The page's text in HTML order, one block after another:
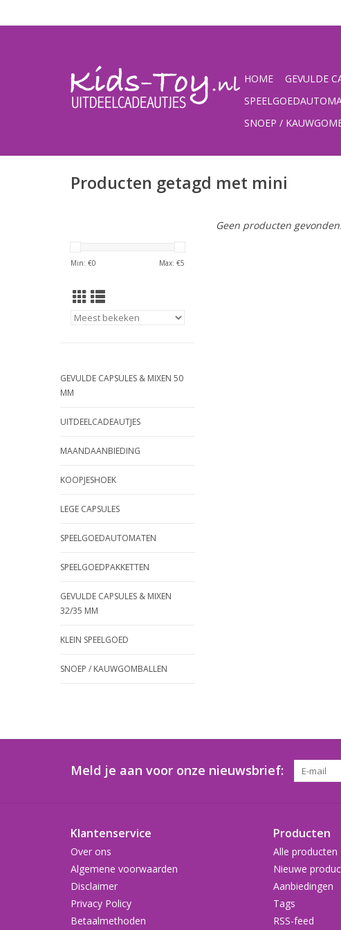
HOME GEVULDE
SNOEP /
Producten getagd met mini
Min: €0 Max: €5
GEVULDE CAPSULES & MIXEN 50
MM
UITDEELCADEAUTJES
MAANDAANBIEDING
KOOPJESHOEK
LEGE CAPSULES
SPEELGOEDAUTOMATEN
SPEELGOEDPAKKETTEN
GEVULDE CAPSULES & MIXEN
32/35 MM
KLEIN SPEELGOED
SNOEP / KAUWGOMBALLEN
Geen producten
Meld je aan voor onze nieuwsbrief:
Klantenservice
Over ons
Algemene voorwaarden
Disclaimer
Privacy Policy
Betaalmethoden
Producten
Alle producten
Nieuwe
Aanbiedingen
Tags
RSS-feed